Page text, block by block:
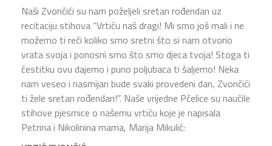
Naši Zvončići su nam poželjeli sretan rođendan uz
recitaciju stihova “Vrtiću naš dragi! Mi smo još mali i ne
možemo ti reći koliko smo sretni što si nam otvorio
vrata svoja i ponosni smo što smo djeca tvoja! Stoga ti
čestitku ovu dajemo i puno poljubaca ti šaljemo! Neka
nam veseo i nasmijan bude svaki provedeni dan, Zvončići
ti žele sretan rođendan!”. Naše vrijedne Pčelice su naučile
stihove pjesmice o našemu vrtiću koje je napisala
Petrina i Nikolinina mama, Marija Mikulić: